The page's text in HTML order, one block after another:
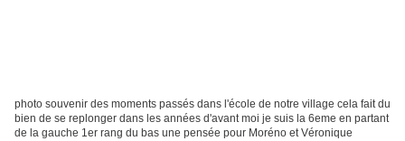
photo souvenir des moments passés dans l'école de notre village cela fait du
bien de se replonger dans les années d'avant moi je suis la 6eme en partant
de la gauche 1er rang du bas une pensée pour Moréno et Véronique